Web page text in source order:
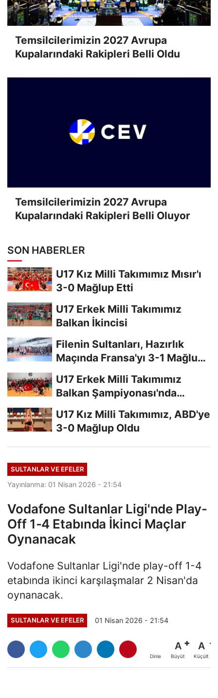
Temsilcilerimizin 2027 Avrupa
Kupalarındaki Rakipleri Belli Oldu
Temsilcilerimizin 2027 Avrupa
Kupalarındaki Rakipleri Belli Oluyor
SON HABERLER
U17 Kız Milli Takımımız Mısır'ı
3-0 Mağlup Etti
U17 Erkek Milli Takımımız
Balkan İkincisi
Filenin Sultanları, Hazırlık
Maçında Fransa'yı 3-1 Mağlup
U17 Erkek Milli Takımımız
Balkan Şampiyonası'nda
U17 Kız Milli Takımımız, ABD'ye
3-0 Mağlup Oldu
SULTANLAR VE EFELER
Yayınlanma: 01 Nisan 2026 - 21:54
Vodafone Sultanlar Ligi'nde Play-
Off 1-4 Etabında İkinci Maçlar
Oynanacak
Vodafone Sultanlar Ligi'nde play-off 1-4
etabında ikinci karşılaşmalar 2 Nisan'da
oynanacak.
SULTANLAR VE EFELER 01 Nisan 2026 - 21:54
Dinle
A
Büyüt
A
Küçült